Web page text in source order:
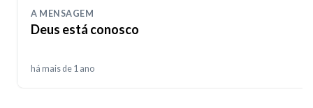
A MENSAGEM
Deus está conosco
há mais de 1 ano